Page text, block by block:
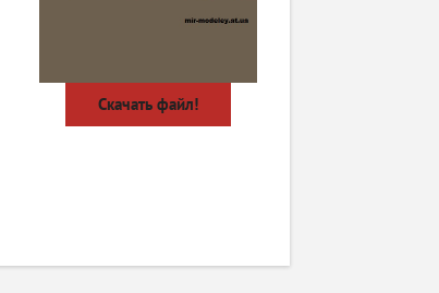
Скачать файл!